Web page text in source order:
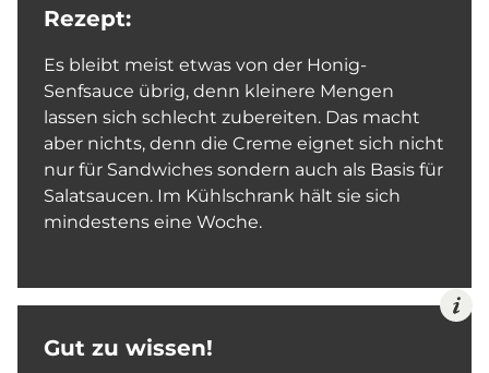
Rezept:
Es bleibt meist etwas von der Honig-
Senfsauce übrig, denn kleinere Mengen
lassen sich schlecht zubereiten. Das macht
aber nichts, denn die Creme eignet sich nicht
nur für Sandwiches sondern auch als Basis für
Salatsaucen. Im Kühlschrank hält sie sich
mindestens eine Woche.
Gut zu wissen!